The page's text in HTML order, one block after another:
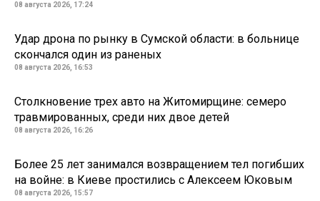
08 августа 2026, 17:24
Удар дрона по рынку в Сумской области: в больнице
скончался один из раненых
08 августа 2026, 16:53
Столкновение трех авто на Житомирщине: семеро
травмированных, среди них двое детей
08 августа 2026, 16:26
Более 25 лет занимался возвращением тел погибших
на войне: в Киеве простились с Алексеем Юковым
08 августа 2026, 15:57